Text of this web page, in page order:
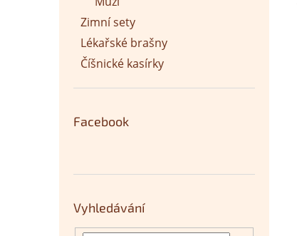
Zimní sety
Lékařské brašny
Číšnické kasírky
Facebook
Vyhledávání